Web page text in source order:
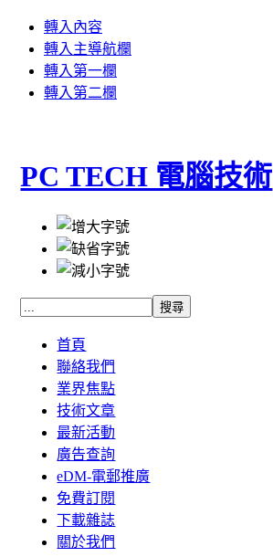
轉入內容
轉入主導航欄
轉入第一欄
轉入第二欄
PC TECH 電腦技術
首頁
聯絡我們
業界焦點
技術文章
最新活動
廣告查詢
eDM-電郵推廣
免費訂閱
下載雜誌
關於我們